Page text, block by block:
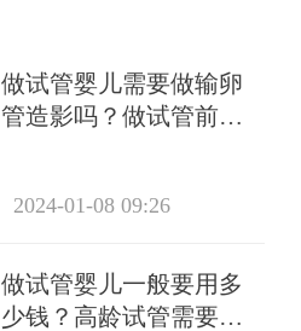
做试管婴儿需要做输卵
管造影吗？做试管前必
2024-01-08 09:26
做试管婴儿一般要用多
少钱？高龄试管需要做